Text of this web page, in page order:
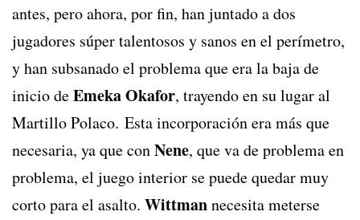
antes, pero ahora, por fin, han juntado a dos
jugadores súper talentosos y sanos en el perímetro,
y han subsanado el problema que era la baja de
inicio deEmeka Okafor, trayendo en su lugar al
Martillo Polaco. Esta incorporación era más que
necesaria, ya que conNene, que va de problema en
problema, el juego interior se puede quedar muy
corto para el asalto. Wittmannecesita meterse